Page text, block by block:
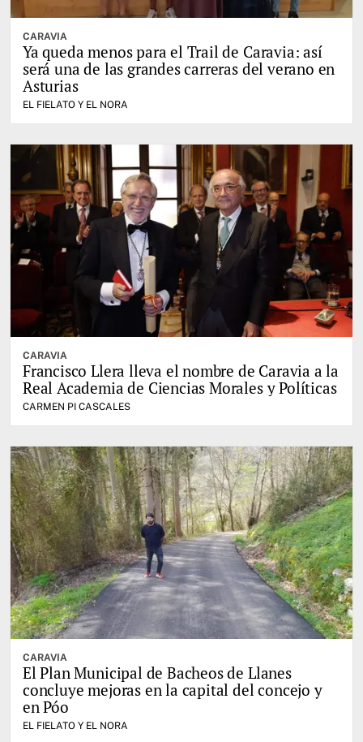
CARAVIA
Ya queda menos para el Trail de Caravia: así
será una de las grandes carreras del verano en
Asturias
EL FIELATO Y EL NORA
CARAVIA
Francisco Llera lleva el nombre de Caravia a la
Real Academia de Ciencias Morales y Políticas
CARMEN PI CASCALES
CARAVIA
El Plan Municipal de Bacheos de Llanes
concluye mejoras en la capital del concejo y
en Póo
EL FIELATO Y EL NORA